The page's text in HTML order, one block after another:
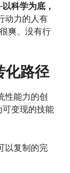
以科学为底，
动力的人有
爽、没有行
化路径
性能力的创
可变现的技能
以复制的完